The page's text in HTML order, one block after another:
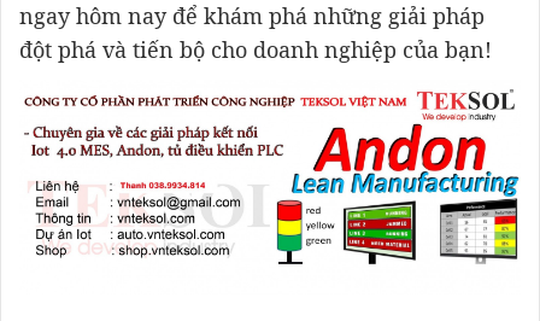
ngay hôm nay để khám phá những giải pháp
đột phá và tiến bộ cho doanh nghiệp của bạn!